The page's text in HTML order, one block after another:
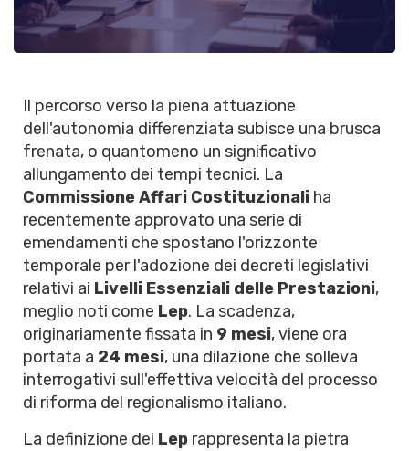
Il percorso verso la piena attuazione
dell'autonomia differenziata subisce una brusca
frenata, o quantomeno un significativo
allungamento dei tempi tecnici. La
Commissione Affari Costituzionali ha
recentemente approvato una serie di
emendamenti che spostano l'orizzonte
temporale per l'adozione dei decreti legislativi
relativi ai Livelli Essenziali delle Prestazioni,
meglio noti come Lep. La scadenza,
originariamente fissata in 9 mesi, viene ora
portata a 24 mesi, una dilazione che solleva
interrogativi sull'effettiva velocità del processo
di riforma del regionalismo italiano.
La definizione dei Lep rappresenta la pietra